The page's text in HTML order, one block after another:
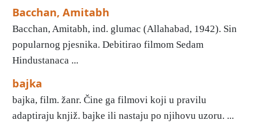
Bacchan, Amitabh
Bacchan, Amitabh, ind. glumac (Allahabad, 1942). Sin
popularnog pjesnika. Debitirao filmom Sedam
Hindustanaca ...
bajka
bajka, film. žanr. Čine ga filmovi koji u pravilu
adaptiraju knjiž. bajke ili nastaju po njihovu uzoru. ...